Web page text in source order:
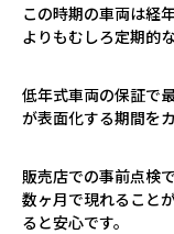
この時期の車両は経
よりもむしろ定期的
低年式車両の保証で
が表面化する期間を
販売店での事前点検
数ヶ月で現れること
ると安心です。